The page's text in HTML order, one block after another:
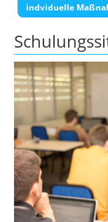
indviduelle